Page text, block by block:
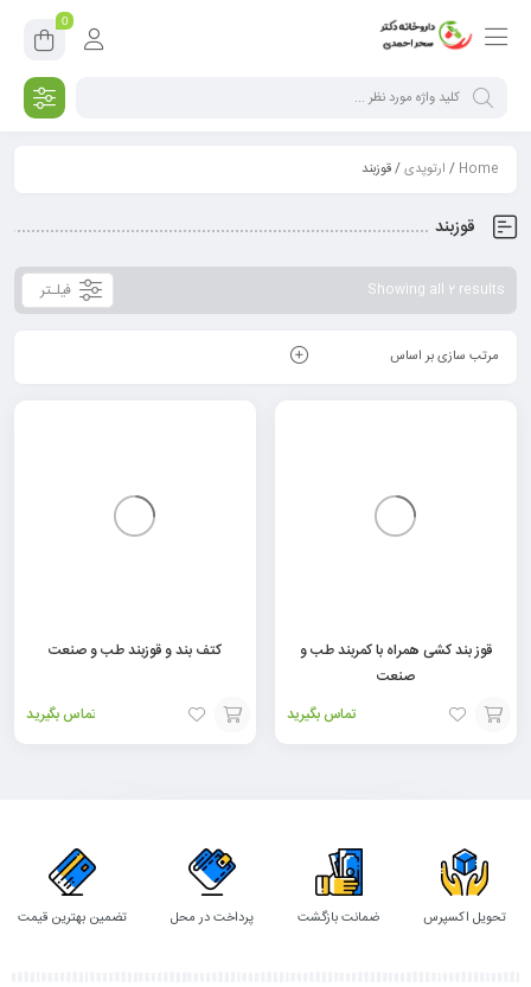
0
Home
/ ارتوپدی/ قوزبند
قوزبند
فیلـتر Showing all 2 results
مرتب سازی بر اساس
قوز بند کشی همراه با کمربند طب و
صنعت
تماس بگیرید
افزودن
کتف بند و قوزبند طب و صنعت
تماس بگیرید
افزودن
تحویل اکسپرس ضمانت بازگشت پرداخت در محل تضمین بهترین قیمت